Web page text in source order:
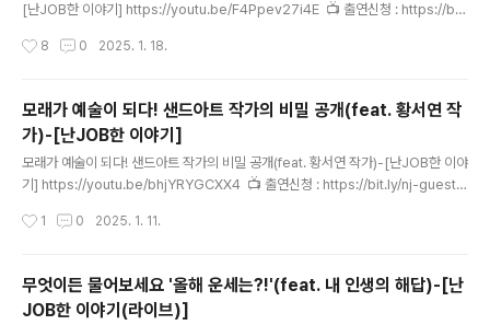
[난JOB한 이야기] https://youtu.be/F4Ppev27i4E 📺 출연신청 : https://bit.
nj-member📚 사람을 좋아하는 헤드헌터 책 : https://bit.ly/book-NJ💵 후원계
━━━━━━━━━━━👆구독과 👍좋아요 🔔알림설정 🙏부탁드립니다.━━
━━━━━━━━━━━━━━━━━━━━━━━헤드헌터 윤재홍의 난
JOB한 이야기-세상의 모든 직업━━━━━━━━━━━━━━━━━..
8 0 2025. 1. 18.
모래가 예술이 되다! 샌드아트 작가의 비밀 공개(feat. 황서연 작
가)-[난JOB한 이야기]
모래가 예술이 되다! 샌드아트 작가의 비밀 공개(feat. 황서연 작가)-[난JOB한 이야
기] https://youtu.be/bhjYRYGCXX4 📺 출연신청 : https://bit.ly/nj-guest
r📚 사람을 좋아하는 헤드헌터 책 : https://bit.ly/book-NJ💵 후원계좌 : 하나은
━━━━━━━━━━━━━━━━━━━헤드헌터 윤재홍의 난JOB한 이
야기-세상의 모든 직업━━━━━━━━━━━━━━━━━━━━━━
1 0 2025. 1. 11.
무엇이든 물어보세요 '올해 운세는?!'(feat. 내 인생의 해답)-[난
JOB한 이야기(라이브)]